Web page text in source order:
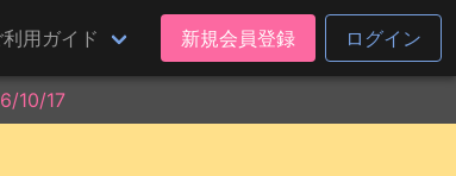
利用ガイド 新規会員登録 ログイン
10/17